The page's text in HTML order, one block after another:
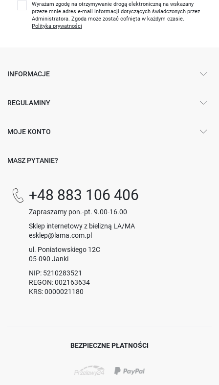
Wyrażam zgodę na otrzymywanie drogą elektroniczną na wskazany
przeze mnie adres e-mail informacji dotyczących świadczonych przez
Administratora. Zgoda może zostać cofnięta w każdym czasie.
Polityka prywatności
INFORMACJE
REGULAMINY
MOJE KONTO
MASZ PYTANIE?
+48 883 106 406
Zapraszamy pon.-pt. 9.00-16.00
Sklep internetowy z bielizną LA/MA
esklep@lama.com.pl
ul. Poniatowskiego 12C
05-090 Janki
NIP: 5210283521
REGON: 002163634
KRS: 0000021180
BEZPIECZNE PŁATNOŚCI